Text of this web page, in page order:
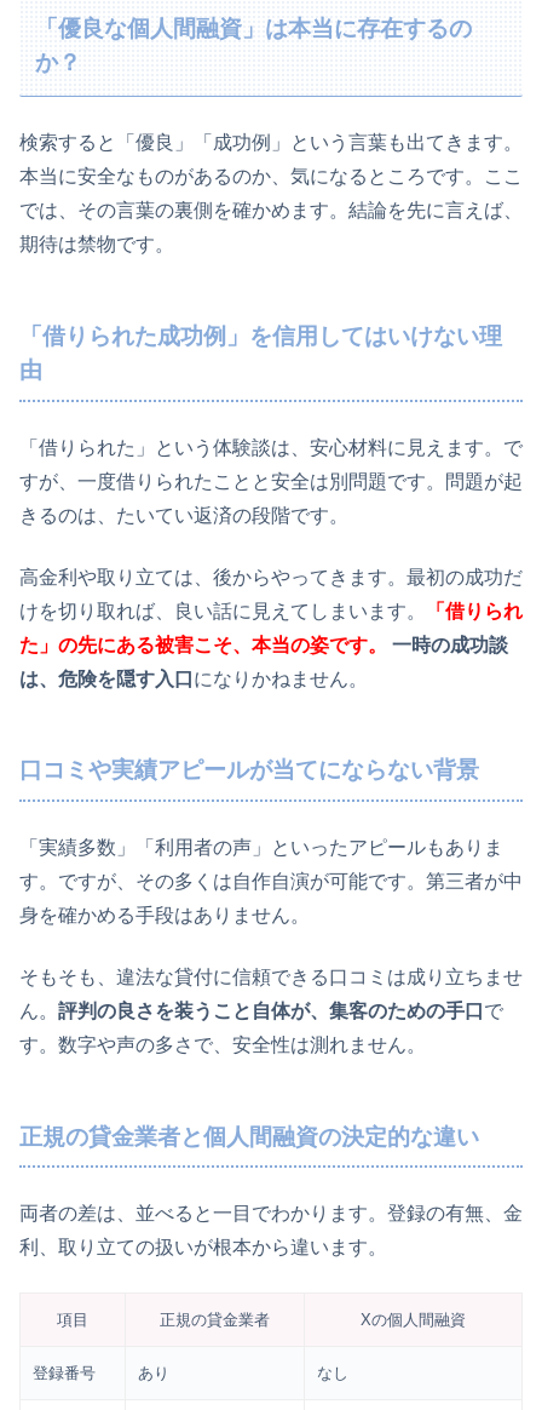
「優良な個人間融資」は本当に存在するの
か？
検索すると「優良」「成功例」という言葉も出てきます。
本当に安全なものがあるのか、気になるところです。ここ
では、その言葉の裏側を確かめます。結論を先に言えば、
期待は禁物です。
「借りられた成功例」を信用してはいけない理
由
「借りられた」という体験談は、安心材料に見えます。で
すが、一度借りられたことと安全は別問題です。問題が起
きるのは、たいてい返済の段階です。
高金利や取り立ては、後からやってきます。最初の成功だ
けを切り取れば、良い話に見えてしまいます。
「借りられ
た」の先にある被害こそ、本当の姿です。
一時の成功談
は、危険を隠す入口 になりかねません。
口コミや実績アピールが当てにならない背景
「実績多数」「利用者の声」といったアピールもありま
す。ですが、その多くは自作自演が可能です。第三者が中
身を確かめる手段はありません。
そもそも、違法な貸付に信頼できる口コミは成り立ちませ
ん。 評判の良さを装うこと自体が、集客のための手口 で
す。数字や声の多さで、安全性は測れません。
正規の貸金業者と個人間融資の決定的な違い
両者の差は、並べると一目でわかります。登録の有無、金
利、取り立ての扱いが根本から違います。
項目 正規の貸金業者 Xの個人間融資
登録番号 あり なし